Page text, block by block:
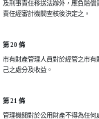
及刑事責任移送法辦外，應負賠
責任經審計機關查核後決定之。
第 20 條
市有財產管理人員對於經管之市
己之處分及收益。
第 21 條
管理機關對於公用財產不得為任